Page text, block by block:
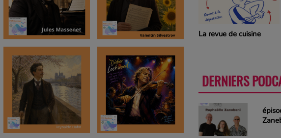
La revue de cuisine
Découvrons toute la
DERNIERS